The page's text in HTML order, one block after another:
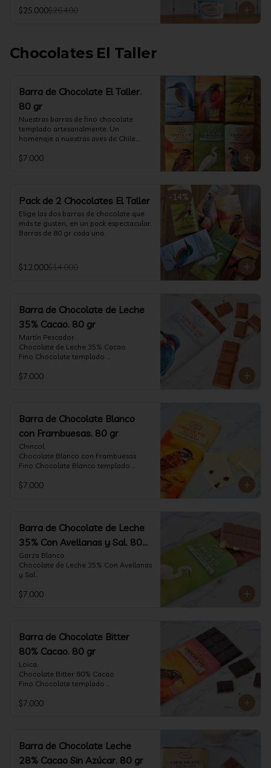
Info Nutricional
$25.000$26.400
Chocolates El Taller
Barra de Chocolate El Taller.
80 gr
Nuestras barras de fino chocolate
templado artesanalmente. Un
homenaje a nuestras aves de Chile.
$7.000
-14%
Pack de 2 Chocolates El Taller
Elige las dos barras de chocolate que
más te gusten, en un pack espectacular.
Barras de 80 gr cada una.
$12.000$14.000
Barra de Chocolate de Leche
35% Cacao. 80 gr
Martín Pescador.
Chocolate de Leche 35% Cacao
Fino Chocolate templado
leche, notas de caramelo, especias y
$7.000
Barra de Chocolate Blanco
con Frambuesas. 80 gr
Chincol.
Chocolate Blanco con Frambuesas
Fino Chocolate Blanco templado
frambuesas deshidratadas, con un perfil
Formato: tableta 80 gramos.
$7.000
Barra de Chocolate de Leche
35% Con Avellanas y Sal. 80
gr
Garza Blanca.
Chocolate de Leche 35% Con Avellanas
y Sal
artesanalmente con Avellanas
con la textura y complemento de sabor
de las avellanas y sal.
Formato: tableta 80 gramos.
$7.000
Barra de Chocolate Bitter
80% Cacao. 80 gr
Loica.
Chocolate Bitter 80% Cacao
Fino Chocolate templado
de frutas rojas, zeste de pomelo y
$7.000
Barra de Chocolate Leche
28% Cacao Sin Azúcar. 80 gr